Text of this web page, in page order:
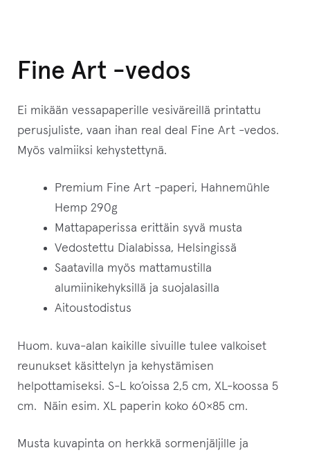
Fine Art -vedos
Ei mikään vessapaperille vesiväreillä printattu
perusjuliste, vaan ihan real deal Fine Art -vedos.
Myös valmiiksi kehystettynä.
Premium Fine Art -paperi, Hahnemühle
Hemp 290g
Mattapaperissa erittäin syvä musta
Vedostettu Dialabissa, Helsingissä
Saatavilla myös mattamustilla
alumiinikehyksillä ja suojalasilla
Aitoustodistus
Huom. kuva-alan kaikille sivuille tulee valkoiset
reunukset käsittelyn ja kehystämisen
helpottamiseksi. S-L ko’oissa 2,5 cm, XL-koossa 5
cm. Näin esim. XL paperin koko 60×85 cm.
Musta kuvapinta on herkkä sormenjäljille ja